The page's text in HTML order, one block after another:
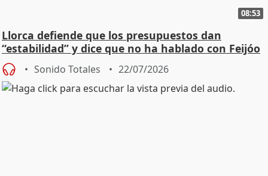
08:53
Llorca defiende que los presupuestos dan
“estabilidad” y dice que no ha hablado con Feijóo
Sonido Totales 22/07/2026